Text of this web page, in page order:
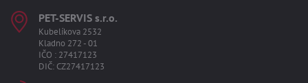
PET-SERVIS s​.r​.o​.
Kubelíkova 2532
Kladno 272 - 01
IČO : 27417123
DIČ: CZ27417123